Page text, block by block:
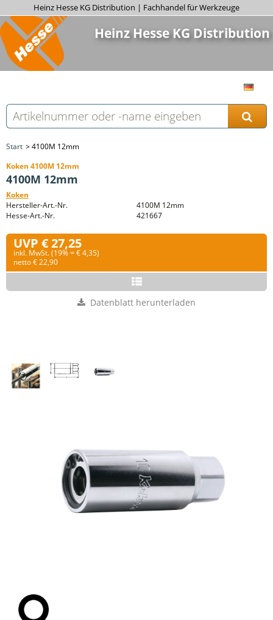
Heinz Hesse KG Distribution | Fachhandel für Werkzeuge
Heinz Hesse KG Distribution
Start
4100M 12mm
Koken 4100M 12mm
4100M 12mm
Koken
Hersteller-Art.-Nr.
4100M 12mm
Hesse-Art.-Nr.
421667
UVP € 27,25
inkl. MwSt. (19% = € 4,35)
netto € 22,90
Datenblatt herunterladen